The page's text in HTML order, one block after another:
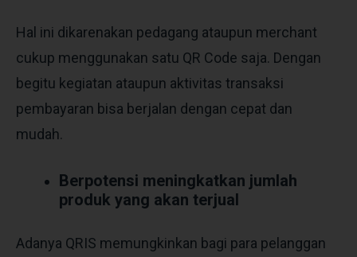
Hal ini dikarenakan pedagang ataupun merchant
cukup menggunakan satu QR Code saja. Dengan
begitu kegiatan ataupun aktivitas transaksi
pembayaran bisa berjalan dengan cepat dan
mudah.
Berpotensi meningkatkan jumlah
produk yang akan terjual
Adanya QRIS memungkinkan bagi para pelanggan